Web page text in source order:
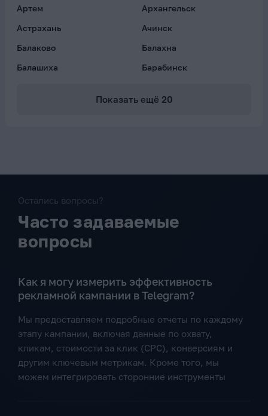
Артем
Архангельск
Астрахань
Ачинск
Балаково
Балахна
Балашиха
Барабинск
Показать ещё 20
Остались вопросы?
Часто задаваемые
вопросы
Как я могу измерить эффективность
рекламной кампании в Telegram?
Мы предоставляем подробные отчеты по каждому
этапу кампании, включая данные по охвату,
кликам, стоимости за клик (CPC), конверсиям и
другим ключевым метрикам. Кроме того, мы
можем интегрировать сторонние инструменты